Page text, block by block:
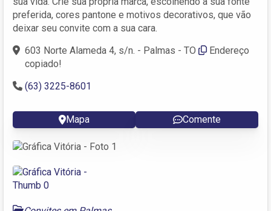
preferida, cores pantone e motivos decorativos, que vão
deixar seu convite com a sua cara.
603 Norte Alameda 4, s/n. - Palmas - TO
Endereço
copiado!
(63) 3225-8601
Mapa Comente